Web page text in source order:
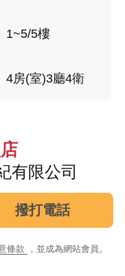
1~5/5樓
4房(室)3廳4衛
有限公司
撥打電話
條款 ，並成為網站會員。